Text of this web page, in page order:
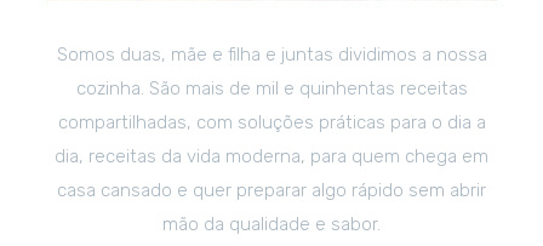
Somos duas, mãe e filha e juntas dividimos a nossa
cozinha. São mais de mil e quinhentas receitas
compartilhadas, com soluções práticas para o dia a
dia, receitas da vida moderna, para quem chega em
casa cansado e quer preparar algo rápido sem abrir
mão da qualidade e sabor.